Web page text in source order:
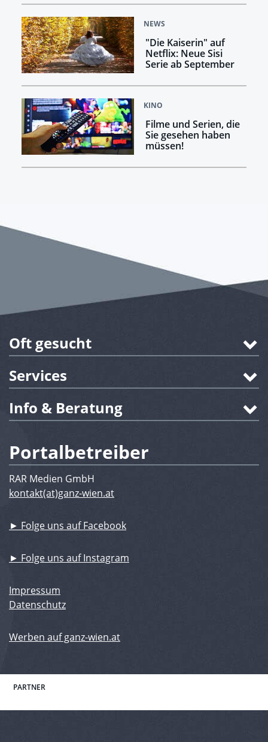
NEWS
"Die Kaiserin" auf
Netflix: Neue Sisi
Serie ab September
KINO
Filme und Serien, die
Sie gesehen haben
müssen!
Oft gesucht
Services
Info & Beratung
Portalbetreiber
RAR Medien GmbH
kontakt(at)ganz-wien.at
► Folge uns auf Facebook
► Folge uns auf Instagram
Impressum
Datenschutz
Werben auf ganz-wien.at
PARTNER